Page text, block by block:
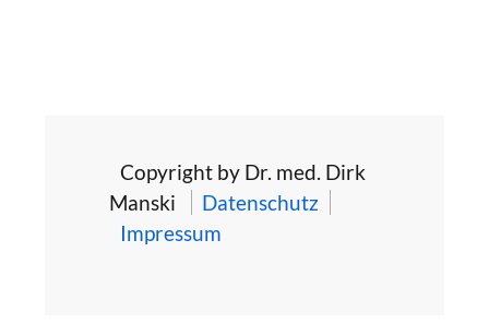
Copyright by Dr. med. Dirk
Manski
Datenschutz
Impressum